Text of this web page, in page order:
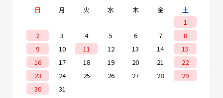
日 月 火 水 木 金
土
1
2
3 4 5 6 7
8
9
10 11 12 13 14
15
16
17 18 19 20 21
22
23
24 25 26 27 28
29
30
31